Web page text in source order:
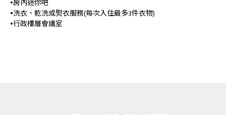
•房內迷你吧
•洗衣、乾洗或熨衣服務(每次入住最多3件衣物)
•行政樓層會議室